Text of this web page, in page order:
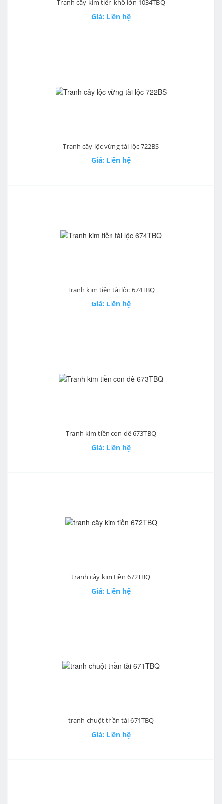
Tranh cây kim tiền khổ lớn 1034TBQ
Giá: Liên hệ
Tranh cây lộc vừng tài lộc 722BS
Giá: Liên hệ
Tranh kim tiền tài lộc 674TBQ
Giá: Liên hệ
Tranh kim tiền con dê 673TBQ
Giá: Liên hệ
tranh cây kim tiền 672TBQ
Giá: Liên hệ
tranh chuột thần tài 671TBQ
Giá: Liên hệ